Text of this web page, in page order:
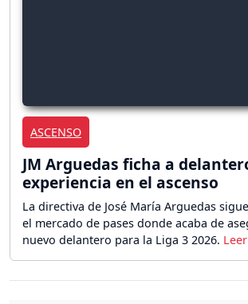
ASCENSO
JM Arguedas ficha a
experiencia en el ascenso
La directiva de José María Arguedas
el mercado de pases donde acaba de
nuevo delantero para la Liga 3 2026.